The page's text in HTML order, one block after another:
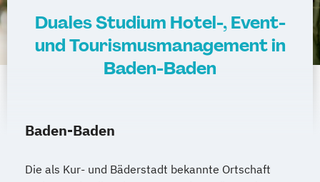
Duales Studium Hotel-, Event-
und Tourismusmanagement in
Baden-Baden
Baden-Baden
Die als Kur- und Bäderstadt bekannte Ortschaft